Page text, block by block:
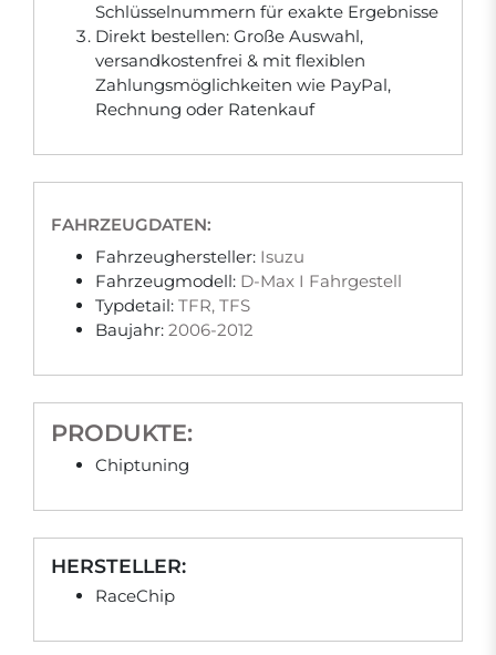
Schlüsselnummern für exakte Ergebnisse
Direkt bestellen: Große Auswahl,
versandkostenfrei & mit flexiblen
Zahlungsmöglichkeiten wie PayPal,
Rechnung oder Ratenkauf
FAHRZEUGDATEN:
Fahrzeughersteller: Isuzu
Fahrzeugmodell: D-Max I Fahrgestell
Typdetail: TFR, TFS
Baujahr: 2006-2012
PRODUKTE:
Chiptuning
HERSTELLER:
RaceChip